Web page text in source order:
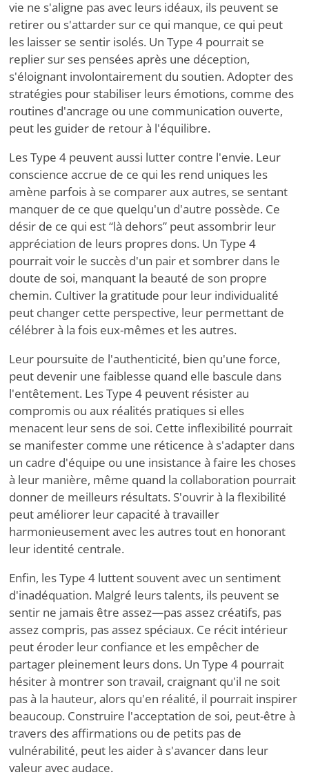
vie ne s'aligne pas avec leurs idéaux, ils peuvent se
retirer ou s'attarder sur ce qui manque, ce qui peut
les laisser se sentir isolés. Un Type 4 pourrait se
replier sur ses pensées après une déception,
s'éloignant involontairement du soutien. Adopter des
stratégies pour stabiliser leurs émotions, comme des
routines d'ancrage ou une communication ouverte,
peut les guider de retour à l'équilibre.
Les Type 4 peuvent aussi lutter contre l'envie. Leur
conscience accrue de ce qui les rend uniques les
amène parfois à se comparer aux autres, se sentant
manquer de ce que quelqu'un d'autre possède. Ce
désir de ce qui est“là dehors” peut assombrir leur
appréciation de leurs propres dons. Un Type 4
pourrait voir le succès d'un pair et sombrer dans le
doute de soi, manquant la beauté de son propre
chemin. Cultiver la gratitude pour leur individualité
peut changer cette perspective, leur permettant de
célébrer à la fois eux-mêmes et les autres.
Leur poursuite de l'authenticité, bien qu'une force,
peut devenir une faiblesse quand elle bascule dans
l'entêtement. Les Type 4 peuvent résister au
compromis ou aux réalités pratiques si elles
menacent leur sens de soi. Cette inflexibilité pourrait
se manifester comme une réticence à s'adapter dans
un cadre d'équipe ou une insistance à faire les choses
à leur manière, même quand la collaboration pourrait
donner de meilleurs résultats. S'ouvrir à la flexibilité
peut améliorer leur capacité à travailler
harmonieusement avec les autres tout en honorant
leur identité centrale.
Enfin, les Type 4 luttent souvent avec un sentiment
d'inadéquation. Malgré leurs talents, ils peuvent se
sentir ne jamais être assez—pas assez créatifs, pas
assez compris, pas assez spéciaux. Ce récit intérieur
peut éroder leur confiance et les empêcher de
partager pleinement leurs dons. Un Type 4 pourrait
hésiter à montrer son travail, craignant qu'il ne soit
pas à la hauteur, alors qu'en réalité, il pourrait inspirer
beaucoup. Construire l'acceptation de soi, peut-être à
travers des affirmations ou de petits pas de
vulnérabilité, peut les aider à s'avancer dans leur
valeur avec audace.